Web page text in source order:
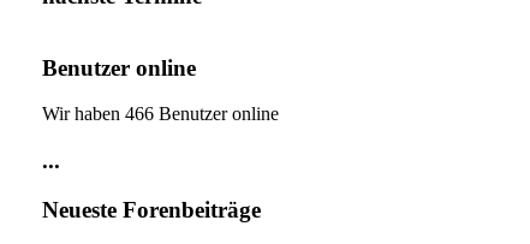
Benutzer online
Wir haben 466 Benutzer online
...
Neueste Forenbeiträge